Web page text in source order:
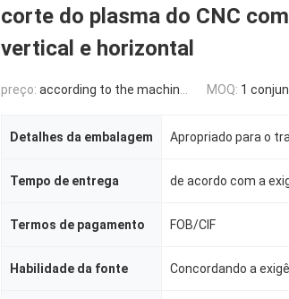
corte do plasma do CNC
vertical e horizontal
preço: according to the machine requirement MOQ: 1
Detalhes da embalagem
Tempo de entrega de acordo com a
Termos de pagamento FOB/CIF
Habilidade da fonte Concordando a